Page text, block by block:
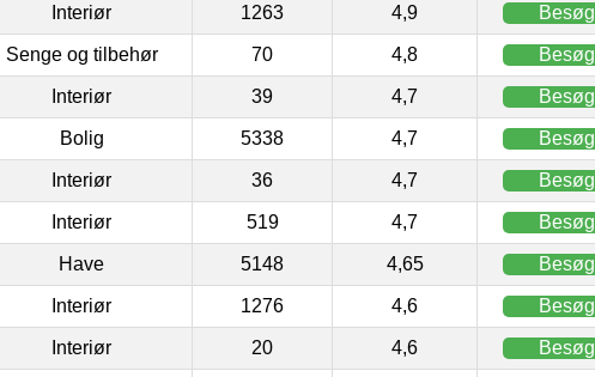
Interiør 1263 4,9 Besøg
Senge og tilbehør 70 4,8 Besøg
Interiør 39 4,7 Besøg
Bolig 5338 4,7 Besøg
Interiør 36 4,7 Besøg
Interiør 519 4,7 Besøg
Have 5148 4,65 Besøg
Interiør 1276 4,6 Besøg
Interiør 20 4,6 Besøg